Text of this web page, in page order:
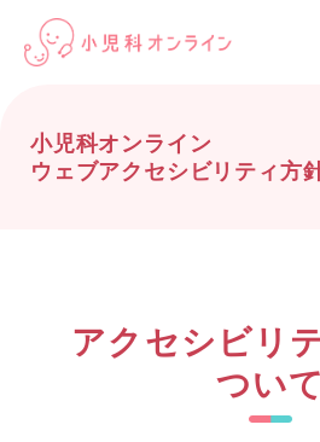
小児科オンライン
ウェブアクセシビリティ方
アクセシビリ
ついて